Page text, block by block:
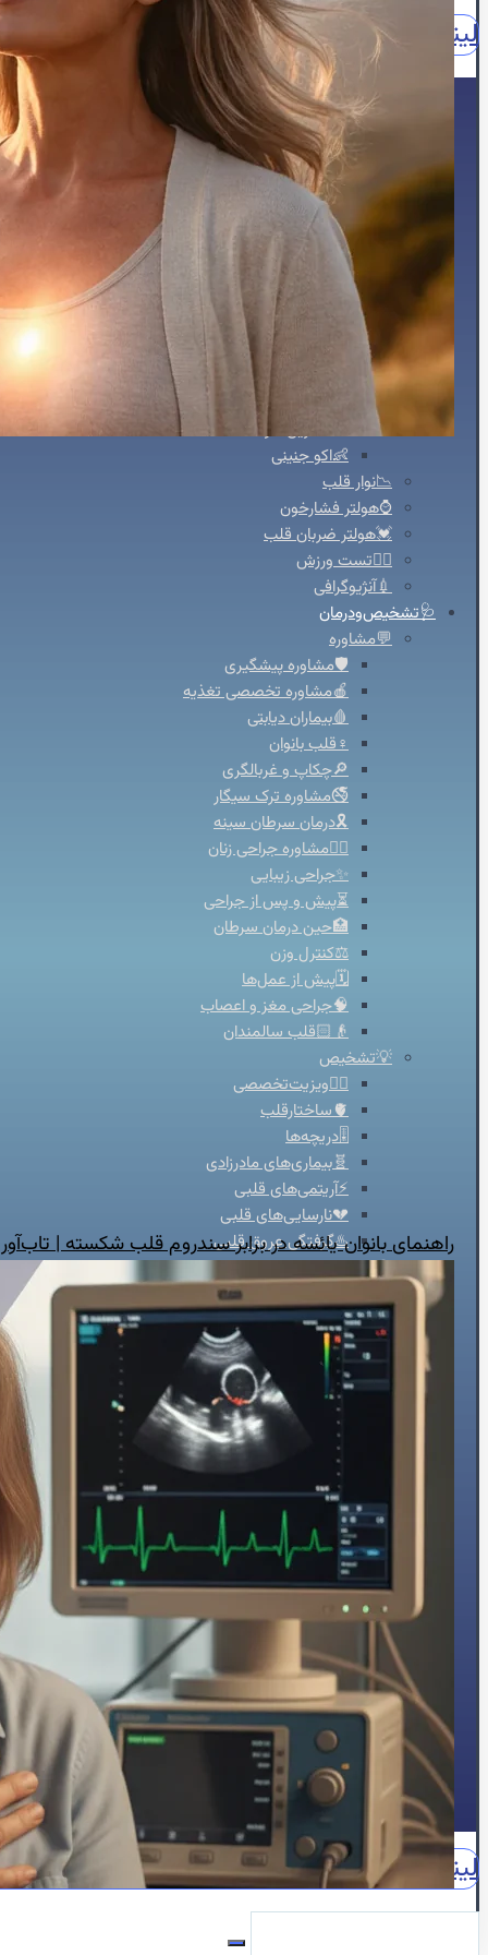
لینکدین اینستاگرامآپاراتواتساپواتساپ مشاوره
🖥️خدمات تخصصی
📈اکو M-Mode
📸اکو دو بعدی
🌐اکو سه بعدی
📽️اکو چهاربعدی
🏃‍♀️استرس اکو
🧪کانتراست اکو
🍴اکو از مری
📊اکو داپلر طیفی
💗اکو داپلر رنگی
💪استرین اکو
👶اکو جنینی
📉نوار قلب
⌚هولتر فشارخون
💓هولتر ضربان قلب
🚴‍♀️تست ورزش
💉آنژیوگرافی
🩺تشخیص‌ودرمان
💬مشاوره
🛡️مشاوره پیشگیری
🍎مشاوره تخصصی تغذیه
🩸بیماران دیابتی
♀️قلب بانوان
🔎چکاپ و غربالگری
🚭مشاوره ترک سیگار
🎗️درمان سرطان سینه
👩‍⚕️مشاوره جراحی زنان
✨جراحی زیبایی
⏳پیش و پس از جراحی
🏥حین درمان سرطان
⚖️کنترل وزن
🗓️پیش از عمل‌ها
🧠جراحی مغز و اعصاب
👴🏻قلب سالمندان
💡تشخیص
👨‍⚕️ویزیت‌تخصصی
🫀ساختارقلب
🎚️دریچه‌ها
🧬بیماری‌های مادرزادی
⚡آریتمی‌های قلبی
💔نارسایی‌های قلبی
♨️گرفتگی عروق قلبی
💊درمان
🫁فشارخون ریوی
📋مدیریت درمان دارویی
🩸فشار خون
🔥درد قفسه سینه
🦠رماتیسم قلبی
💓تپش قلب
🍔چربی خون
😵سنکوپ
عارضه‌یابی
⏰نوبت‌دهی آنلاین
👩🏻‍⚕️درباره ما
🩺دکتر محبوبه شیخ
🏥درباره کلینیک
📕زندگینامه
🪪مدارک و مجوزهای حرفه‌ای
📃سوابق علمی و اجرایی
🥇افتخارات و تقدیرنامه‌ها
🌍English
📞تماس با ما
لینکدیناینستاگرامآپاراتواتساپواتساپ مشاوره
راهنمای بانوان یائسه در برابر سندروم قلب شکسته |